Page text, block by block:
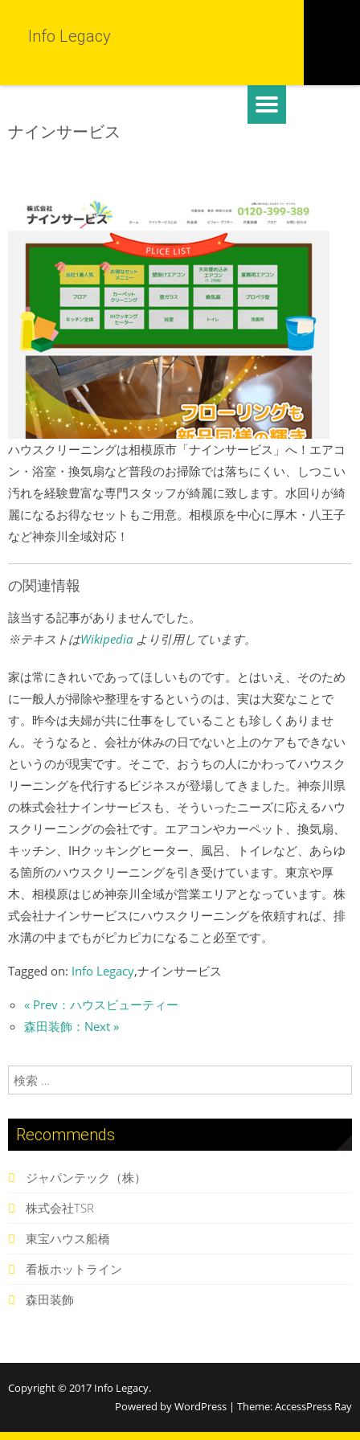
Info Legacy
ナインサービス
ハウスクリーニングは相模原市「ナインサービス」へ！エアコ
ン・浴室・換気扇など普段のお掃除では落ちにくい、しつこい
汚れを経験豊富な専門スタッフが綺麗に致します。水回りが綺
麗になるお得なセットもご用意。相模原を中心に厚木・八王子
など神奈川全域対応！
の関連情報
該当する記事がありませんでした。
※テキストはWikipedia より引用しています。
家は常にきれいであってほしいものです。とはいえ、そのため
に一般人が掃除や整理をするというのは、実は大変なことで
す。昨今は夫婦が共に仕事をしていることも珍しくありませ
ん。そうなると、会社が休みの日でないと上のケアもできない
というのが現実です。そこで、おうちの人にかわってハウスク
リーニングを代行するビジネスが登場してきました。神奈川県
の株式会社ナインサービスも、そういったニーズに応えるハウ
スクリーニングの会社です。エアコンやカーペット、換気扇、
キッチン、IHクッキングヒーター、風呂、トイレなど、あらゆ
る箇所のハウスクリーニングを引き受けています。東京や厚
木、相模原はじめ神奈川全域が営業エリアとなっています。株
式会社ナインサービスにハウスクリーニングを依頼すれば、排
水溝の中までもがピカピカになること必至です。
Tagged on: Info Legacy,ナインサービス
« Prev：ハウスビューティー
森田装飾：Next »
検索:
Recommends
ジャパンテック（株）
株式会社TSR
東宝ハウス船橋
看板ホットライン
森田装飾
Copyright © 2017 Info Legacy.
Powered by WordPress | Theme:AccessPress Ray